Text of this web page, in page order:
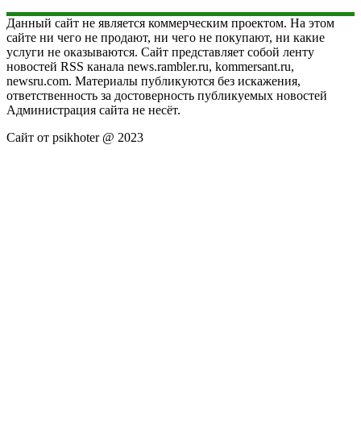
Данный сайт не является коммерческим проектом. На этом
сайте ни чего не продают, ни чего не покупают, ни какие
услуги не оказываются. Сайт представляет собой ленту
новостей RSS канала news.rambler.ru, kommersant.ru,
newsru.com. Материалы публикуются без искажения,
ответственность за достоверность публикуемых новостей
Администрация сайта не несёт.
Сайт от psikhoter @ 2023